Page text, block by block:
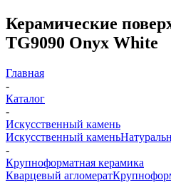
Керамические
TG9090 Onyx White
Главная
-
Каталог
-
Искусственный камень
Искусственный камень
-
Крупноформатная керамика
Кварцевый агломерат